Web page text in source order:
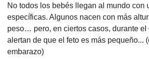
No todos los bebés llegan al mundo con
específicas. Algunos nacen con más
peso… pero, en ciertos casos, durante el
alertan de que el feto es más pequeño...
embarazo)